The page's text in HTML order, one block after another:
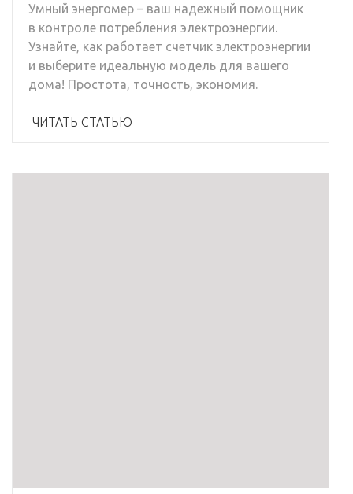
Умный энергомер – ваш надежный помощник
в контроле потребления электроэнергии.
Узнайте, как работает счетчик электроэнергии
и выберите идеальную модель для вашего
дома! Простота, точность, экономия.
ЧИТАТЬ СТАТЬЮ